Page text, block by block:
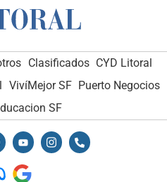
Clasificados CYD Litoral
VivíMejor SF Puerto Negocios
SF